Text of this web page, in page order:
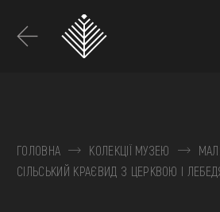
основного
КОЛЕКЦІЇ
ВИСТАВКИ ТА ПОДІЇ
ГОЛОВНА КОЛЕКЦІЇ МУЗЕЮ
СІЛЬСЬКИЙ КРАЄВИД З ЦЕРКВОЮ І